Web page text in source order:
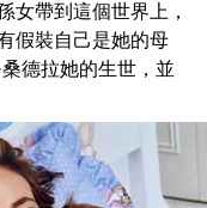
女帶到這個世界上，
假裝自己是她的母
德拉她的生世，並